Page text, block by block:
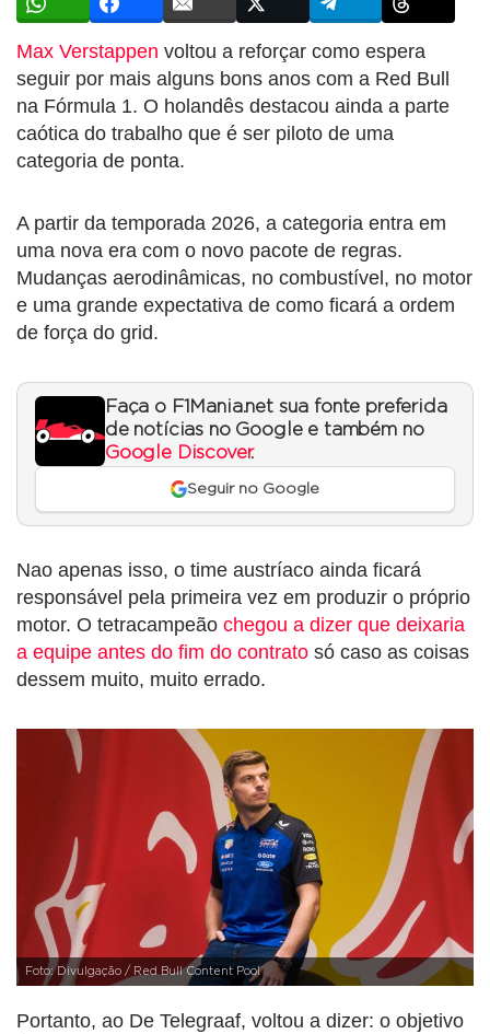
Max Verstappen voltou a reforçar como espera
seguir por mais alguns bons anos com a Red Bull
na Fórmula 1. O holandês destacou ainda a parte
caótica do trabalho que é ser piloto de uma
categoria de ponta.
A partir da temporada 2026, a categoria entra em
uma nova era com o novo pacote de regras.
Mudanças aerodinâmicas, no combustível, no motor
e uma grande expectativa de como ficará a ordem
de força do grid.
Faça o F1Mania.net sua fonte preferida
de notícias no Google e também no
Google Discover.
Seguir no Google
Nao apenas isso, o time austríaco ainda ficará
responsável pela primeira vez em produzir o próprio
motor. O tetracampeão chegou a dizer que deixaria
a equipe antes do fim do contrato só caso as coisas
dessem muito, muito errado.
Foto: Divulgação / Red Bull Content Pool
Portanto, ao De Telegraaf, voltou a dizer: o objetivo